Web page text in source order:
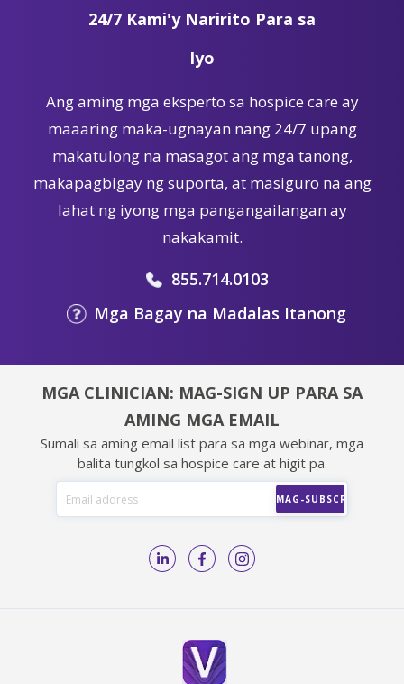
24/7 Kami'y Naririto Para sa
Iyo
Ang aming mga eksperto sa hospice care ay
maaaring maka-ugnayan nang 24/7 upang
makatulong na masagot ang mga tanong,
makapagbigay ng suporta, at masiguro na ang
lahat ng iyong mga pangangailangan ay
nakakamit.
855.714.0103
Mga Bagay na Madalas Itanong
MGA CLINICIAN: MAG-SIGN UP PARA SA
AMING MGA EMAIL
Sumali sa aming email list para sa mga webinar, mga
balita tungkol sa hospice care at higit pa.